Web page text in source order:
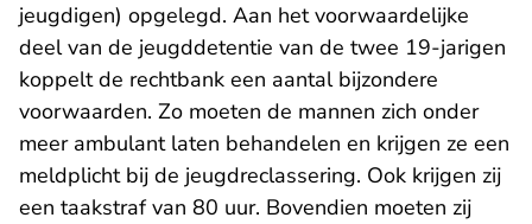
jeugdigen) opgelegd. Aan het voorwaardelijke
deel van de jeugddetentie van de twee 19-jarigen
koppelt de rechtbank een aantal bijzondere
voorwaarden. Zo moeten de mannen zich onder
meer ambulant laten behandelen en krijgen ze een
meldplicht bij de jeugdreclassering. Ook krijgen zij
een taakstraf van 80 uur. Bovendien moeten zij